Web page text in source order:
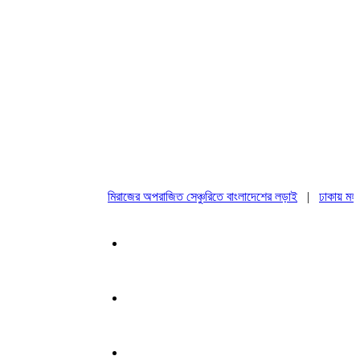
মিরাজের অপরাজিত সেঞ্চুরিতে বাংলাদেশের লড়াই|ঢাকায়